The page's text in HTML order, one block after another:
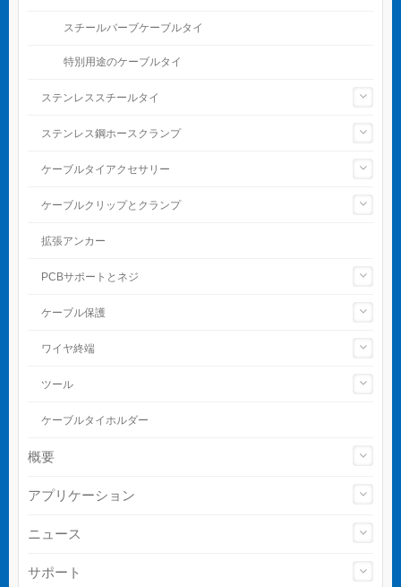
スチールバーブケーブルタイ
特別用途のケーブルタイ
ステンレススチールタイ
ステンレス鋼ホースクランプ
ケーブルタイアクセサリー
ケーブルクリップとクランプ
拡張アンカー
PCBサポートとネジ
ケーブル保護
ワイヤ終端
ツール
ケーブルタイホルダー
概要
アプリケーション
ニュース
サポート